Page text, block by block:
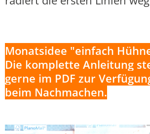
Monatsidee "einfach
Die komplette Anleitung
gerne im PDF zur
beim Nachmachen.